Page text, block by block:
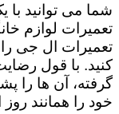
شما می توانید با
تعمیرات لوازم
تعمیرات ال جی
کنید. با قول
گرفته، آن ها را
خود را همانند روز